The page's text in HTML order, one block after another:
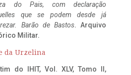
do Pais, com declaração
que se podem desde já
Barão de Bastos. Arquivo
Militar.
da Urzelina
do IHIT, Vol. XLV, Tomo II,